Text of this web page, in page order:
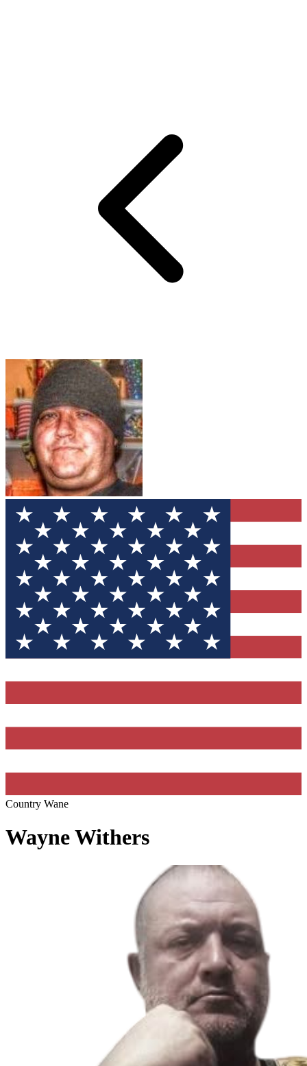
Country Wane
Wayne Withers